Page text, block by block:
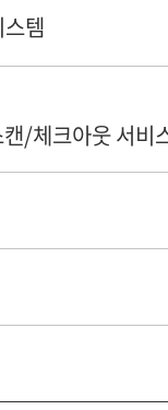
템
/체크아웃 서비